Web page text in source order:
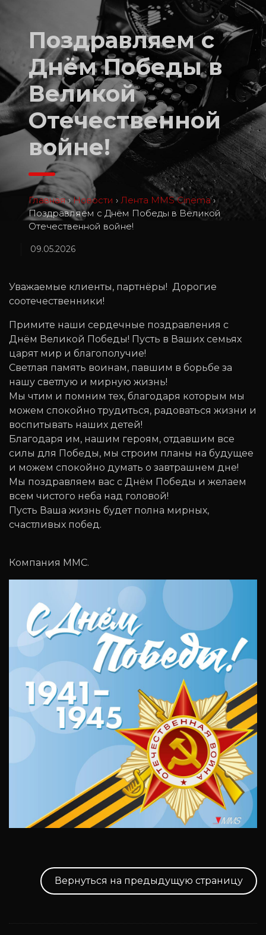
Поздравляем с
Днём Победы в
Великой
Отечественной
войне!
Главная › Новости › Лента MMS Cinema ›
Поздравляем с Днём Победы в Великой
Отечественной войне!
09.05.2026
Уважаемые клиенты, партнёры! Дорогие
соотечественники!
Примите наши сердечные поздравления с
Днём Великой Победы! Пусть в Ваших семьях
царят мир и благополучие!
Светлая память воинам, павшим в борьбе за
нашу светлую и мирную жизнь!
Мы чтим и помним тех, благодаря которым мы
можем спокойно трудиться, радоваться жизни и
воспитывать наших детей!
Благодаря им, нашим героям, отдавшим все
силы для Победы, мы строим планы на будущее
и можем спокойно думать о завтрашнем дне!
Мы поздравляем вас с Днём Победы и желаем
всем чистого неба над головой!
Пусть Ваша жизнь будет полна мирных,
счастливых побед.
Компания ММС.
Вернуться на предыдущую страницу